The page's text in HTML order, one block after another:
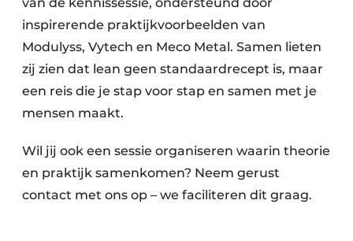
inspirerende praktijkvoorbeelden van
Modulyss, Vytech en Meco Metal. Samen lieten
zij zien dat lean geen standaardrecept is, maar
een reis die je stap voor stap en samen met je
mensen maakt.
Wil jij ook een sessie organiseren waarin theorie
en praktijk samenkomen? Neem gerust
contact met ons op – we faciliteren dit graag.